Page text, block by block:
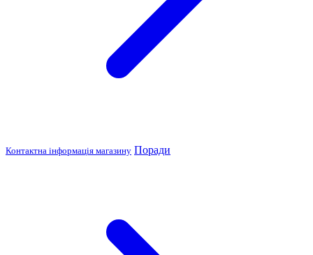
Контактна інформація магазину Поради